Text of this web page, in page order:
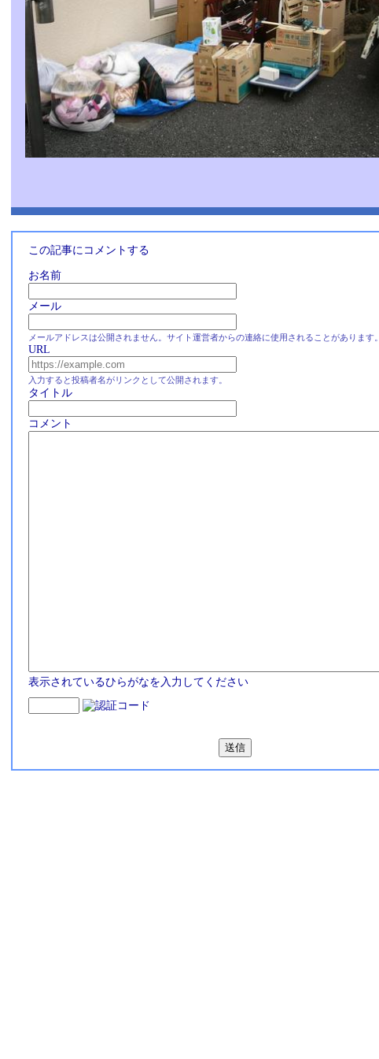
この記事にコメントする
お名前
メール
メールアドレスは公開されません。サイト運営者からの連絡に使用されることがあります。
URL
入力すると投稿者名がリンクとして公開されます。
タイトル
コメント
表示されているひらがなを入力してください